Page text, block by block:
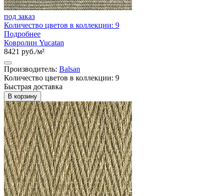
под заказ
Количество цветов в коллекции: 9
Подробнее
Ковролин Yucatan
8421 руб./м²
Производитель: Balsan
Количество цветов в коллекции: 9
Быстрая доставка
В корзину